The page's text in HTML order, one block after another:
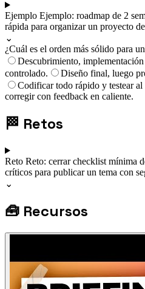
Ejemplo Ejemplo: roadmap de 2
rápida para organizar un proyecto
⌄
¿Cuál es el orden más sólido para
Descubrimiento,
controlado.
Diseño final, luego
Codificar todo rápido y testear al
corregir con feedback en caliente.
🏁 Retos
Reto Reto: cerrar checklist mínima
críticos para publicar un tema con
⌄
🧰 Recursos